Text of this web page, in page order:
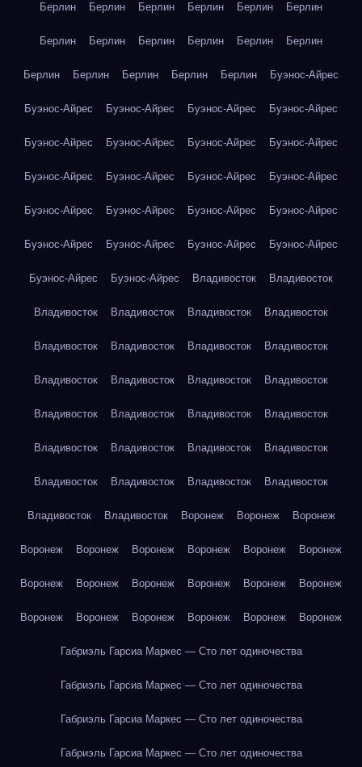
Берлин Берлин Берлин Берлин Берлин Берлин
Берлин Берлин Берлин Берлин Берлин Берлин
Берлин Берлин Берлин Берлин Берлин Буэнос-Айрес
Буэнос-Айрес Буэнос-Айрес Буэнос-Айрес Буэнос-Айрес
Буэнос-Айрес Буэнос-Айрес Буэнос-Айрес Буэнос-Айрес
Буэнос-Айрес Буэнос-Айрес Буэнос-Айрес Буэнос-Айрес
Буэнос-Айрес Буэнос-Айрес Буэнос-Айрес Буэнос-Айрес
Буэнос-Айрес Буэнос-Айрес Буэнос-Айрес Буэнос-Айрес
Буэнос-Айрес Буэнос-Айрес Владивосток Владивосток
Владивосток Владивосток Владивосток Владивосток
Владивосток Владивосток Владивосток Владивосток
Владивосток Владивосток Владивосток Владивосток
Владивосток Владивосток Владивосток Владивосток
Владивосток Владивосток Владивосток Владивосток
Владивосток Владивосток Владивосток Владивосток
Владивосток Владивосток Воронеж Воронеж Воронеж
Воронеж Воронеж Воронеж Воронеж Воронеж Воронеж
Воронеж Воронеж Воронеж Воронеж Воронеж Воронеж
Воронеж Воронеж Воронеж Воронеж Воронеж Воронеж
Габриэль Гарсиа Маркес — Сто лет одиночества
Габриэль Гарсиа Маркес — Сто лет одиночества
Габриэль Гарсиа Маркес — Сто лет одиночества
Габриэль Гарсиа Маркес — Сто лет одиночества